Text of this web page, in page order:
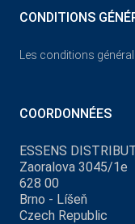
CONDITIONS
Les conditions
COORDONNÉES
ESSENS
Zaoralova 3045/1e
628 00
Brno - Líšeň
Czech Republic